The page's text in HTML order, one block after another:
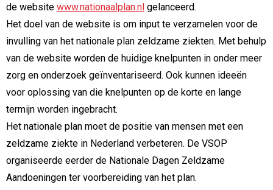
de website www.nationaalplan.nl gelanceerd.
Het doel van de website is om input te verzamelen voor de
invulling van het nationale plan zeldzame ziekten. Met behulp
van de website worden de huidige knelpunten in onder meer
zorg en onderzoek geïnventariseerd. Ook kunnen ideeën
voor oplossing van die knelpunten op de korte en lange
termijn worden ingebracht.
Het nationale plan moet de positie van mensen met een
zeldzame ziekte in Nederland verbeteren. De VSOP
organiseerde eerder de Nationale Dagen Zeldzame
Aandoeningen ter voorbereiding van het plan.